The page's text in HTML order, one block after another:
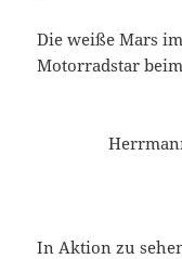
Die weiße Mars
Motorradstar
In Aktion zu